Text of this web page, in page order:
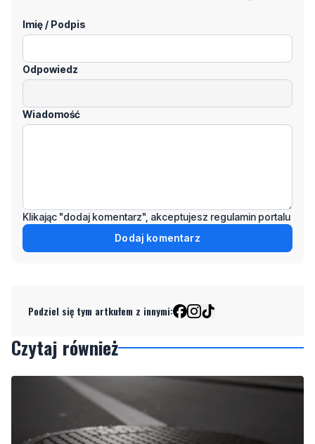
Imię / Podpis
Odpowiedz
Wiadomość
Klikając "dodaj komentarz", akceptujesz regulamin portalu
Dodaj komentarz
Podziel się tym artkułem z innymi:
Czytaj również